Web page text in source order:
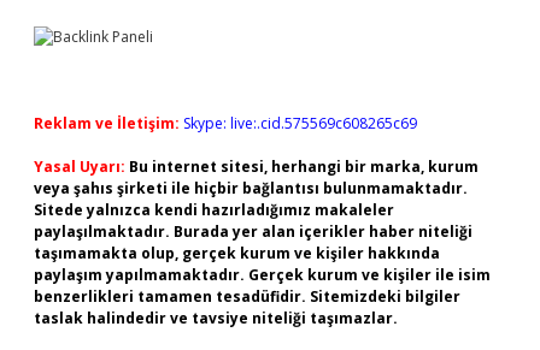
Reklam ve İletişim: Skype: live:.cid.575569c608265c69
Yasal Uyarı: Bu internet sitesi, herhangi bir marka, kurum
veya şahıs şirketi ile hiçbir bağlantısı bulunmamaktadır.
Sitede yalnızca kendi hazırladığımız makaleler
paylaşılmaktadır. Burada yer alan içerikler haber niteliği
taşımamakta olup, gerçek kurum ve kişiler hakkında
paylaşım yapılmamaktadır. Gerçek kurum ve kişiler ile isim
benzerlikleri tamamen tesadüfidir. Sitemizdeki bilgiler
taslak halindedir ve tavsiye niteliği taşımazlar.